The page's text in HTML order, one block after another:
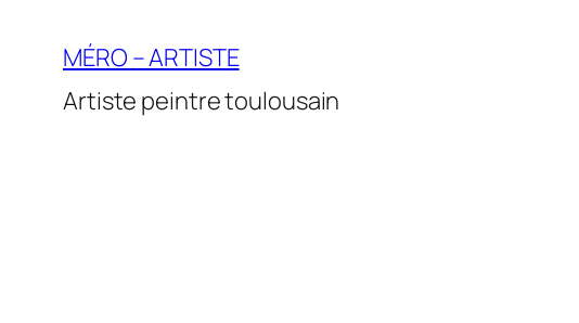
contenu
MÉRO – ARTISTE
Artiste peintre toulousain